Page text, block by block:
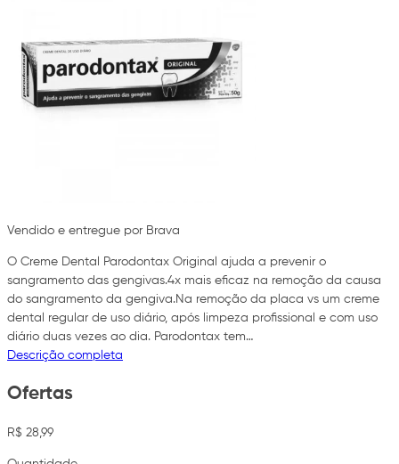
Vendido e entregue por Brava
O Creme Dental Parodontax Original ajuda a prevenir o
sangramento das gengivas.4x mais eficaz na remoção da causa
do sangramento da gengiva.Na remoção da placa vs um creme
dental regular de uso diário, após limpeza profissional e com uso
diário duas vezes ao dia. Parodontax tem…
Descrição completa
Ofertas
R$ 28,99